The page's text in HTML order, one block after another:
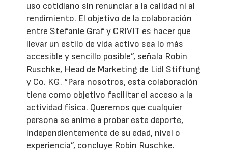
uso cotidiano sin renunciar a la calidad ni al
rendimiento. El objetivo de la colaboración
entre Stefanie Graf y CRIVIT es hacer que
llevar un estilo de vida activo sea lo más
accesible y sencillo posible”, señala Robin
Ruschke, Head de Marketing de Lidl Stiftung
y Co. KG. “Para nosotros, esta colaboración
tiene como objetivo facilitar el acceso a la
actividad física. Queremos que cualquier
persona se anime a probar este deporte,
independientemente de su edad, nivel o
experiencia”, concluye Robin Ruschke.